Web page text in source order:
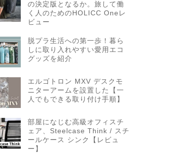
の決定版となるか。旅して働
く人のためのHOLICC Oneレ
ビュー
脱プラ生活への第一歩！暮ら
しに取り入れやすい愛用エコ
グッズを紹介
エルゴトロン MXV デスクモ
ニターアームを設置した【一
人でもできる取り付け手順】
部屋になじむ高級オフィスチ
ェア、Steelcase Think / スチ
ールケース シンク【レビュ
ー】